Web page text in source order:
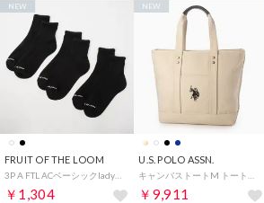
FRUIT OF THE LOOM
￥1,304
NEW
U.S. POLO ASSN.
￥9,911
NEW